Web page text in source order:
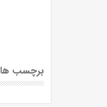
برچسب ها